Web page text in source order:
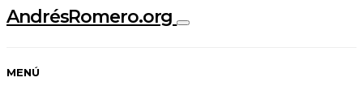
AndrésRomero.org
MENÚ